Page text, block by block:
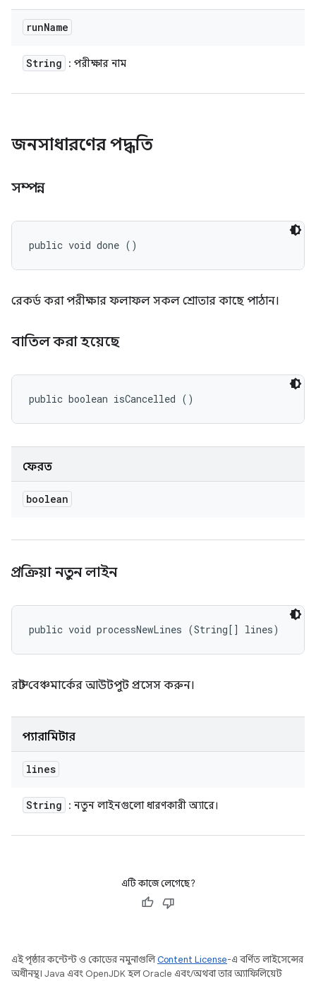
runName
String : পরীক্ষার নাম
জনসাধারণের পদ্ধতি
সম্পন্ন
public void done ()
রেকর্ড করা পরীক্ষার ফলাফল সকল শ্রোতার কাছে পাঠান।
বাতিল করা হয়েছে
public boolean isCancelled ()
ফেরত
boolean
প্রক্রিয়া নতুন লাইন
public void processNewLines (String[] lines)
রাস্ট বেঞ্চমার্কের আউটপুট প্রসেস করুন।
প্যারামিটার
lines
String : নতুন লাইনগুলো ধারণকারী অ্যারে।
এটি কাজে লেগেছে?
এই পৃষ্ঠার কন্টেন্ট ও কোডের নমুনাগুলিContent License-এ বর্ণিত লাইসেন্সের
অধীনস্থ। Java এবং OpenJDK হল Oracle এবং/অথবা তার অ্যাফিলিয়েট